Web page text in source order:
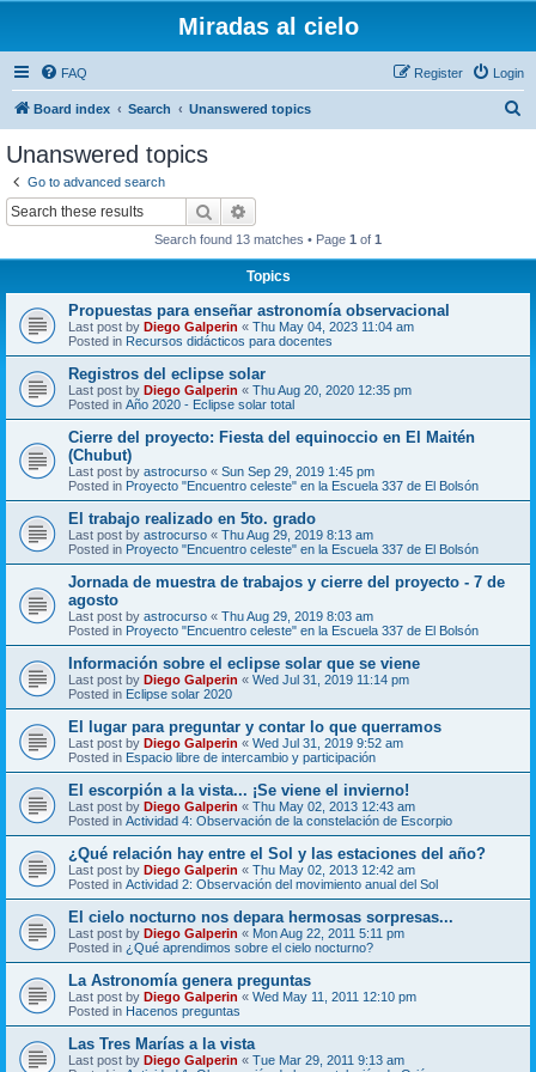
Miradas al cielo
FAQ Login
Register
Board index Search Unanswered topics
Unanswered topics
Go to advanced search
Search
Search found 13 matches • Page 1 of 1
Topics
Propuestas para enseñar astronomía observacional
Last post by Diego Galperin « Thu May 04, 2023 11:04 am
Posted in Recursos didácticos para docentes
Registros del eclipse solar
Last post by Diego Galperin « Thu Aug 20, 2020 12:35 pm
Posted in Año 2020 - Eclipse solar total
Cierre del proyecto: Fiesta del equinoccio en El Maitén
(Chubut)
Last post by astrocurso « Sun Sep 29, 2019 1:45 pm
Posted in Proyecto "Encuentro celeste" en la Escuela 337 de El Bolsón
El trabajo realizado en 5to. grado
Last post by astrocurso « Thu Aug 29, 2019 8:13 am
Posted in Proyecto "Encuentro celeste" en la Escuela 337 de El Bolsón
Jornada de muestra de trabajos y cierre del proyecto - 7 de
agosto
Last post by astrocurso « Thu Aug 29, 2019 8:03 am
Posted in Proyecto "Encuentro celeste" en la Escuela 337 de El Bolsón
Información sobre el eclipse solar que se viene
Last post by Diego Galperin « Wed Jul 31, 2019 11:14 pm
Posted in Eclipse solar 2020
El lugar para preguntar y contar lo que querramos
Last post by Diego Galperin « Wed Jul 31, 2019 9:52 am
Posted in Espacio libre de intercambio y participación
El escorpión a la vista... ¡Se viene el invierno!
Last post by Diego Galperin « Thu May 02, 2013 12:43 am
Posted in Actividad 4: Observación de la constelación de Escorpio
¿Qué relación hay entre el Sol y las estaciones del año?
Last post by Diego Galperin « Thu May 02, 2013 12:42 am
Posted in Actividad 2: Observación del movimiento anual del Sol
El cielo nocturno nos depara hermosas sorpresas...
Last post by Diego Galperin « Mon Aug 22, 2011 5:11 pm
Posted in ¿Qué aprendimos sobre el cielo nocturno?
La Astronomía genera preguntas
Last post by Diego Galperin « Wed May 11, 2011 12:10 pm
Posted in Hacenos preguntas
Las Tres Marías a la vista
Last post by Diego Galperin « Tue Mar 29, 2011 9:13 am